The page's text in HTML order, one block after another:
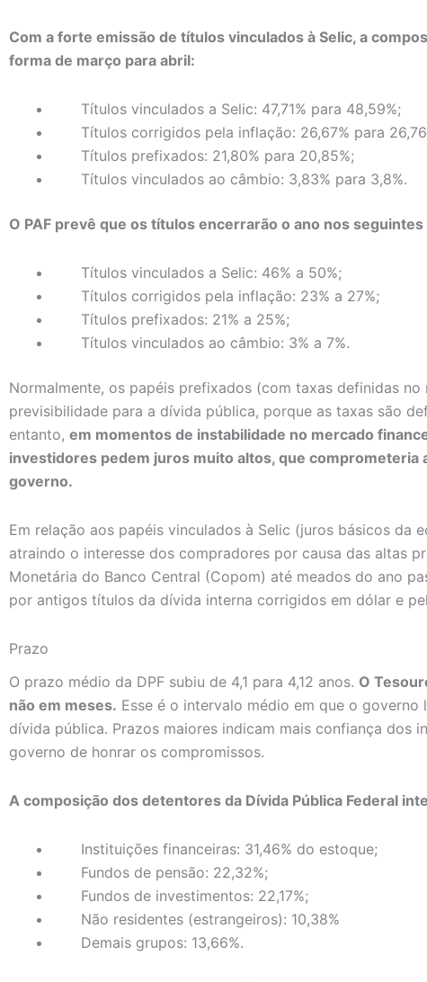
Com a forte emissão de títulos vinculados à Selic, a
forma de março para abril:
Títulos vinculados a Selic: 47,71% para 48,59%;
Títulos corrigidos pela inflação: 26,67% para
Títulos prefixados: 21,80% para 20,85%;
Títulos vinculados ao câmbio: 3,83% para 3,8%.
O PAF prevê que os títulos encerrarão o ano nos
Títulos vinculados a Selic: 46% a 50%;
Títulos corrigidos pela inflação: 23% a 27%;
Títulos prefixados: 21% a 25%;
Títulos vinculados ao câmbio: 3% a 7%.
Normalmente, os papéis prefixados (com taxas definidas
previsibilidade para a dívida pública, porque as taxas são
entanto, em momentos de instabilidade no mercado
investidores pedem juros muito altos, que comprometeria
governo.
Em relação aos papéis vinculados à Selic (juros básicos da
atraindo o interesse dos compradores por causa das altas
Monetária do Banco Central (Copom) até meados do ano
por antigos títulos da dívida interna corrigidos em dólar e
Prazo
O prazo médio da DPF subiu de 4,1 para 4,12 anos. O
não em meses. Esse é o intervalo médio em que o
dívida pública. Prazos maiores indicam mais confiança dos
governo de honrar os compromissos.
A composição dos detentores da Dívida Pública Federal
Instituições financeiras: 31,46% do estoque;
Fundos de pensão: 22,32%;
Fundos de investimentos: 22,17%;
Não residentes (estrangeiros): 10,38%
Demais grupos: 13,66%.